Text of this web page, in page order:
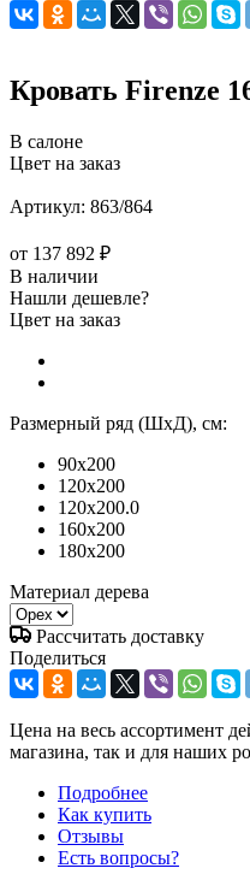
Кровать Firenze
В салоне
Цвет на заказ
Артикул: 863/864
от 137 892 ₽
В наличии
Нашли дешевле?
Цвет на заказ
Размерный ряд (ШхД), см:
90x200
120x200
120x200.0
160x200
180x200
Материал дерева
Рассчитать доставку
Поделиться
Цена на весь ассортимент
магазина, так и для наших
Подробнее
Как купить
Отзывы
Есть вопросы?